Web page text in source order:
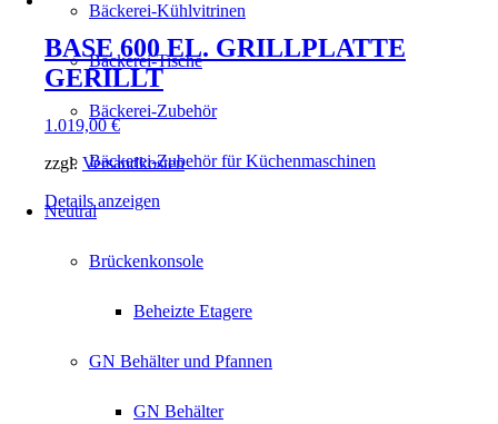
Bäckerei-Kühlvitrinen
Bäckerei-Tische
Bäckerei-Zubehör
Bäckerei-Zubehör für Küchenmaschinen
Neutral
Brückenkonsole
Beheizte Etagere
GN Behälter und Pfannen
GN Behälter
BASE 600 EL. GRILLPLATTE
GERILLT
1.019,00€
zzgl. Versandkosten
Details anzeigen